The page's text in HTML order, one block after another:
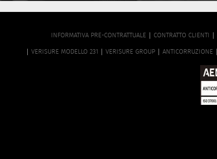
INFORMATIVA PRE-CONTRATTUALE CONTRATTO CLIENTI
VERISURE MODELLO 231 VERISURE GROUP ANTICORRUZIONE